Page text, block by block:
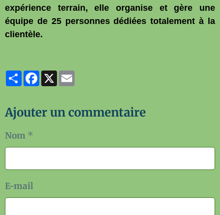
expérience terrain, elle organise et gère une
équipe de 25 personnes dédiées totalement à la
clientèle.
PartagerFacebook
X
Ajouter un commentaire
Nom
E-mail